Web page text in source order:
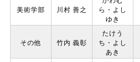
美術学部 川村 善之
ら・よし
ゆき
その他 ⽵内 義彰
たけう
ち・よし
あき